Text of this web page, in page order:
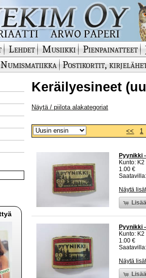
Lehdet Musiikki Pienpainatteet
Numismatiikka Postikortit,
Keräilyesineet
Näytä / piilota alakategoriat
<< 1
Pyynikki
Kunto:
1.00 €
Näytä
Pyynikki
Kunto:
1.00 €
Näytä